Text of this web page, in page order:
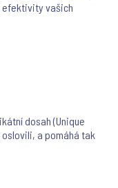
efektivity vašich
dosah (Unique
a pomáhá tak